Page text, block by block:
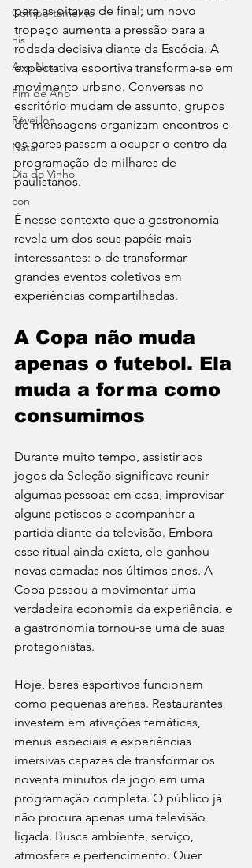
Comportamento
his
Ano Novo
Fim de Ano
Réveillon
Natal
Dia do Vinho
con
para as oitavas de final; um novo
tropeço aumenta a pressão para a
rodada decisiva diante da Escócia. A
expectativa esportiva transforma-se em
movimento urbano. Conversas no
escritório mudam de assunto, grupos
de mensagens organizam encontros e
os bares passam a ocupar o centro da
programação de milhares de
paulistanos.
É nesse contexto que a gastronomia
revela um dos seus papéis mais
interessantes: o de transformar
grandes eventos coletivos em
experiências compartilhadas.
A Copa não muda
apenas o futebol. Ela
muda a forma como
consumimos
Durante muito tempo, assistir aos
jogos da Seleção significava reunir
algumas pessoas em casa, improvisar
alguns petiscos e acompanhar a
partida diante da televisão. Embora
esse ritual ainda exista, ele ganhou
novas camadas nos últimos anos. A
Copa passou a movimentar uma
verdadeira economia da experiência, e
a gastronomia tornou-se uma de suas
protagonistas.
Hoje, bares esportivos funcionam
como pequenas arenas. Restaurantes
investem em ativações temáticas,
menus especiais e experiências
imersivas capazes de transformar os
noventa minutos de jogo em uma
programação completa. O público já
não procura apenas uma televisão
ligada. Busca ambiente, serviço,
atmosfera e pertencimento. Quer